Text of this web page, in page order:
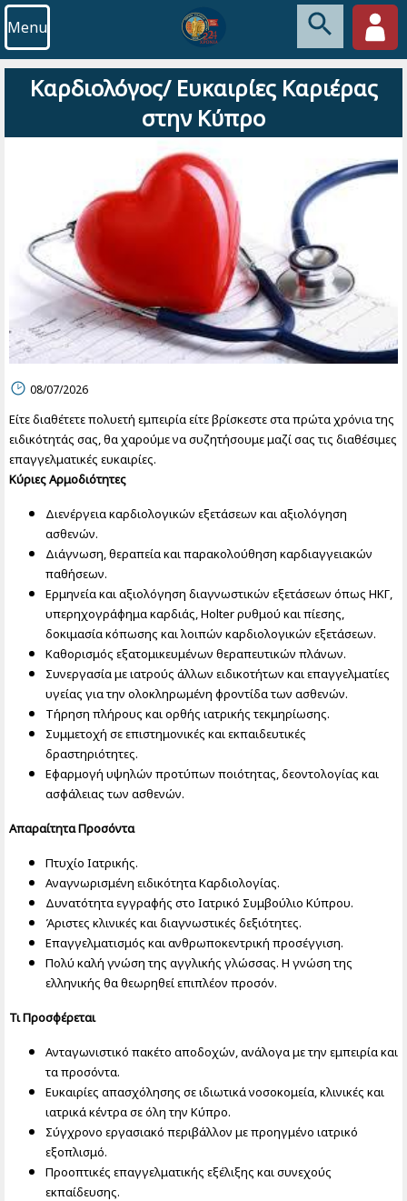
Menu
Καρδιολόγος/ Ευκαιρίες Καριέρας
στην Κύπρο
08/07/2026
Είτε διαθέτετε πολυετή εμπειρία είτε βρίσκεστε στα πρώτα χρόνια της
ειδικότητάς σας, θα χαρούμε να συζητήσουμε μαζί σας τις διαθέσιμες
επαγγελματικές ευκαιρίες.
Κύριες Αρμοδιότητες
Διενέργεια καρδιολογικών εξετάσεων και αξιολόγηση
ασθενών.
Διάγνωση, θεραπεία και παρακολούθηση καρδιαγγειακών
παθήσεων.
Ερμηνεία και αξιολόγηση διαγνωστικών εξετάσεων όπως ΗΚΓ,
υπερηχογράφημα καρδιάς, Holter ρυθμού και πίεσης,
δοκιμασία κόπωσης και λοιπών καρδιολογικών εξετάσεων.
Καθορισμός εξατομικευμένων θεραπευτικών πλάνων.
Συνεργασία με ιατρούς άλλων ειδικοτήτων και επαγγελματίες
υγείας για την ολοκληρωμένη φροντίδα των ασθενών.
Τήρηση πλήρους και ορθής ιατρικής τεκμηρίωσης.
Συμμετοχή σε επιστημονικές και εκπαιδευτικές
δραστηριότητες.
Εφαρμογή υψηλών προτύπων ποιότητας, δεοντολογίας και
ασφάλειας των ασθενών.
Απαραίτητα Προσόντα
Πτυχίο Ιατρικής.
Αναγνωρισμένη ειδικότητα Καρδιολογίας.
Δυνατότητα εγγραφής στο Ιατρικό Συμβούλιο Κύπρου.
Άριστες κλινικές και διαγνωστικές δεξιότητες.
Επαγγελματισμός και ανθρωποκεντρική προσέγγιση.
Πολύ καλή γνώση της αγγλικής γλώσσας. Η γνώση της
ελληνικής θα θεωρηθεί επιπλέον προσόν.
Τι Προσφέρεται
Ανταγωνιστικό πακέτο αποδοχών, ανάλογα με την εμπειρία και
τα προσόντα.
Ευκαιρίες απασχόλησης σε ιδιωτικά νοσοκομεία, κλινικές και
ιατρικά κέντρα σε όλη την Κύπρο.
Σύγχρονο εργασιακό περιβάλλον με προηγμένο ιατρικό
εξοπλισμό.
Προοπτικές επαγγελματικής εξέλιξης και συνεχούς
εκπαίδευσης.